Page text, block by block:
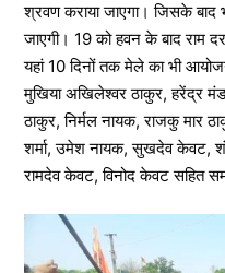
श्रवण कराया जाएगा। जिसके बाद
जाएगी। 19 को हवन के बाद राम
यहां 10 दिनों तक मेले का भी
मुखिया अखिलेश्वर ठाकुर, हरेंद्र
ठाकुर, निर्मल नायक, राजकु मार
शर्मा, उमेश नायक, सुखदेव केवट,
रामदेव केवट, विनोद केवट सहित